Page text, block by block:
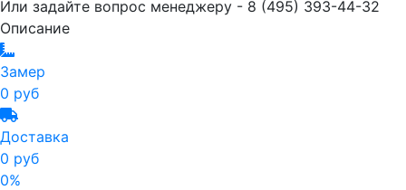
Или задайте вопрос менеджеру - 8 (495) 393-44-32
Описание
Замер
0 руб
Доставка
0 руб
0%